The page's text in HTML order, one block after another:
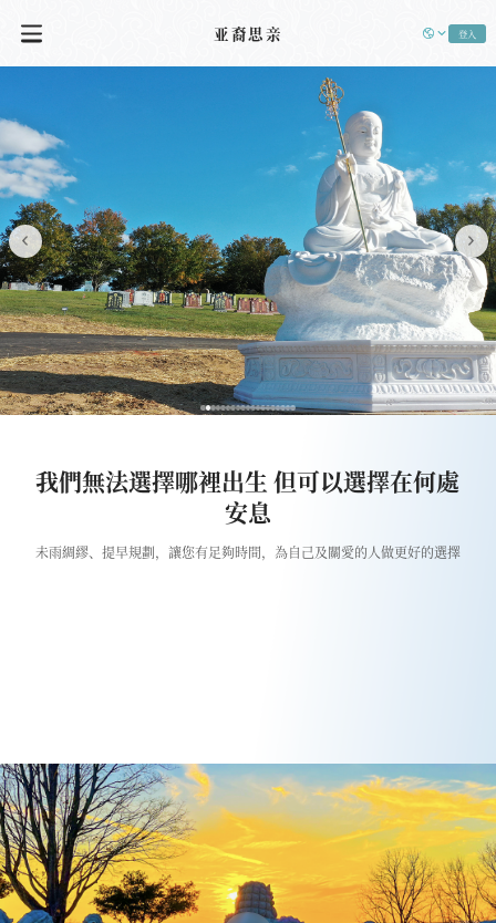
亚裔思亲 登入
我們無法選擇哪裡出生 但可以選擇在何處
安息
未雨綢繆、提早規劃，讓您有足夠時間，為自己及關愛的人做更好的選擇